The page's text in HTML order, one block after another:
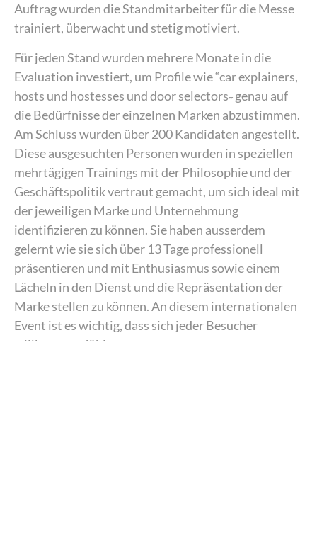
Auftrag wurden die Standmitarbeiter für die Messe
trainiert, überwacht und stetig motiviert.
Für jeden Stand wurden mehrere Monate in die
Evaluation investiert, um Profile wie “car explainers,
hosts und hostesses und door selectors˶ genau auf
die Bedürfnisse der einzelnen Marken abzustimmen.
Am Schluss wurden über 200 Kandidaten angestellt.
Diese ausgesuchten Personen wurden in speziellen
mehrtägigen Trainings mit der Philosophie und der
Geschäftspolitik vertraut gemacht, um sich ideal mit
der jeweiligen Marke und Unternehmung
identifizieren zu können. Sie haben ausserdem
gelernt wie sie sich über 13 Tage professionell
präsentieren und mit Enthusiasmus sowie einem
Lächeln in den Dienst und die Repräsentation der
Marke stellen zu können. An diesem internationalen
Event ist es wichtig, dass sich jeder Besucher
willkommen fühlt.